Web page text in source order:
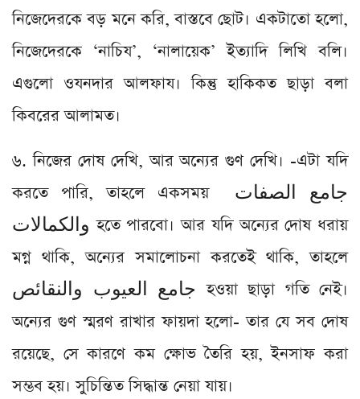
নিজেদেরকে বড় মনে করি, বাস্তবে ছোট। একটাতো হলো,
নিজেদেরকে ‘নাচিয’, ‘নালায়েক’ ইত্যাদি লিখি বলি।
এগুলো ওযনদার আলফায। কিন্তু হাকিকত ছাড়া বলা
কিবরের আলামত।
৬. নিজের দোষ দেখি, আর অন্যের গুণ দেখি। -এটা যদি
করতে পারি, তাহলে একসময় جامع الصفات
والكمالات হতে পারবো। আর যদি অন্যের দোষ ধরায়
মগ্ন থাকি, অন্যের সমালোচনা করতেই থাকি, তাহলে
جامع العيوب والنقائص হওয়া ছাড়া গতি নেই।
অন্যের গুণ স্মরণ রাখার ফায়দা হলো- তার যে সব দোষ
রয়েছে, সে কারণে কম ক্ষোভ তৈরি হয়, ইনসাফ করা
সম্ভব হয়। সুচিন্তিত সিদ্ধান্ত নেয়া যায়।